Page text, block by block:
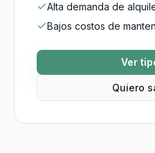
Alta demanda de
Bajos costos de
Ver
Quiero